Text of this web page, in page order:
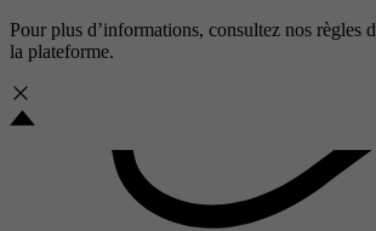
Pour plus d’informations, consultez nos règles
la plateforme.